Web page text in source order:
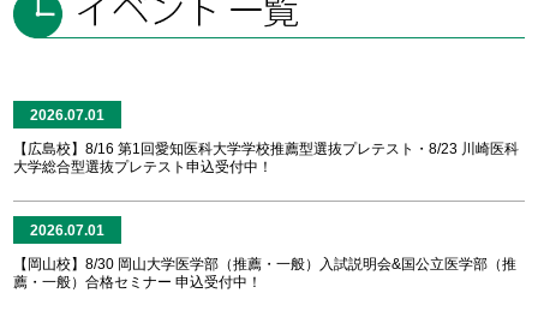
2026.07.01
【広島校】8/16 第1回愛知医科大学学校推薦型選抜プレテスト・8/23 川崎医科
大学総合型選抜プレテスト申込受付中！
2026.07.01
【岡山校】8/30 岡山大学医学部（推薦・一般）入試説明会&国公立医学部（推
薦・一般）合格セミナー 申込受付中！